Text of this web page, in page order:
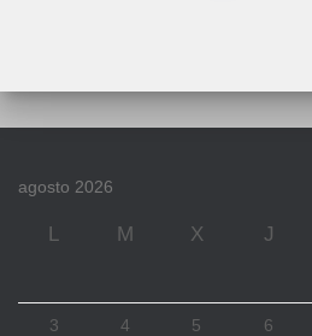
agosto 2026
L M X J
3 4 5 6